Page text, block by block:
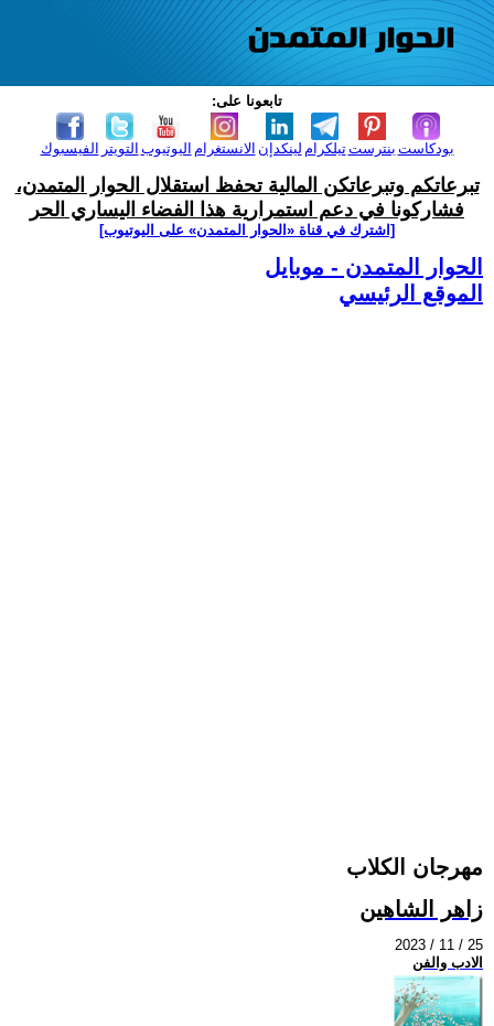
تابعونا على:
الفيسبوك التويتر اليوتيوب الانستغرام لينكدإن تيلكرامبنترست بودكاست
تبرعاتكم وتبرعاتكن المالية تحفظ استقلال الحوار المتمدن،
فشاركونا في دعم استمرارية هذا الفضاء اليساري الحر
[اشترك في قناة ‫«الحوار المتمدن» على اليوتيوب]
الحوار المتمدن - موبايل
الموقع الرئيسي
مهرجان الكلاب
زاهر الشاهين
2023 / 11 / 25
الادب والفن